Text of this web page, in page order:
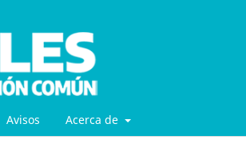
Avisos Acerca de